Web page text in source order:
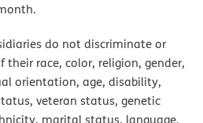
do not discriminate or
their race, color, religion, gender,
orientation, age, disability,
veteran status, genetic